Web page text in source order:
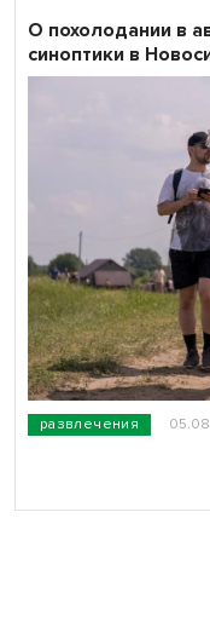
развлечения
О похолодании в
синоптики в